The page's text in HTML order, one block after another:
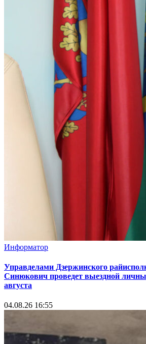
Информатор
Управделами Дзержинского
Синюкович проведет выездной
августа
04.08.26 16:55